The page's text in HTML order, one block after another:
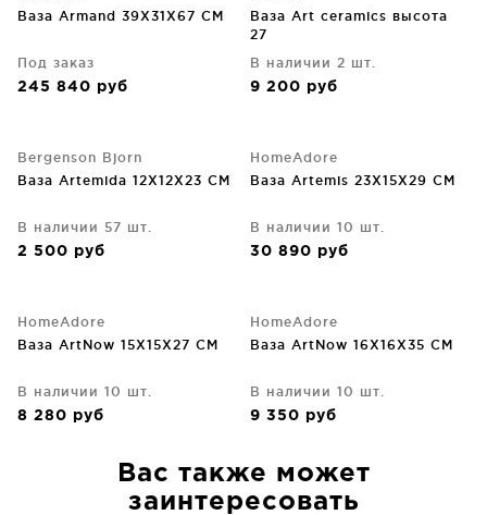
Ваза Armand 39X31X67 CM
Под заказ
245 840 руб
Ваза Art ceramics высота
27
В наличии 2 шт.
9 200 руб
Bergenson Bjorn
Ваза Artemida 12X12X23 CM
В наличии 57 шт.
2 500 руб
HomeAdore
Ваза Artemis 23X15X29 CM
В наличии 10 шт.
30 890 руб
HomeAdore
Ваза ArtNow 15X15X27 CM
В наличии 10 шт.
8 280 руб
HomeAdore
Ваза ArtNow 16X16X35 CM
В наличии 10 шт.
9 350 руб
Вас также может
заинтересовать